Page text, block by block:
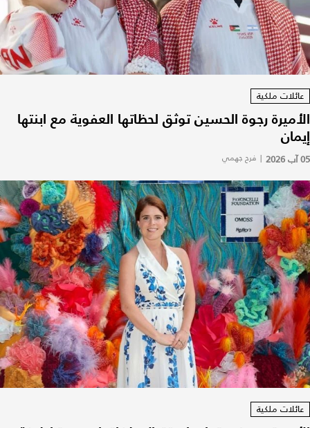
عائلات ملكية
الأميرة رجوة الحسين توثق لحظاتها العفوية مع ابنتها
إيمان
05 آب 2026 | فرح جهمي
عائلات ملكية